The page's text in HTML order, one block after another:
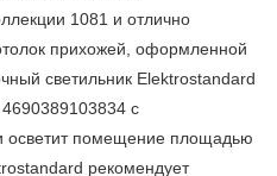
1081 и отлично
прихожей, оформленной
светильник Elektrostandard
с
осветит помещение площадью
рекомендует